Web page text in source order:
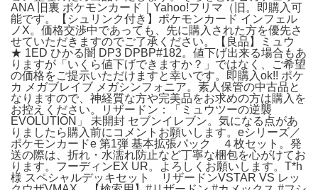
ANA 旧裏 ポケモンカード｜Yahoo!フリマ（旧。即購入可
能です。【シュリンク付き】ポケモンカード インフェル
ノX。価格交渉中であっても、先に購入された方を優先さ
せていただきますのでご了承ください。【良品】ミュウ
★ 1ED ひかる闇 DP3 DPBP#182。値下げ出来る場合もあ
りますが「いくら値下げできますか？」ではなく、ご希望
の価格をご提示いただけますと幸いです。即購入ok!! ポケ
カ メガブレイブ メガシンフォニア。素人保管の中古品と
なりますので、神経質な方や完美品をお求めの方は購入を
お控えください。リザードン：「ミュウツーの逆襲
EVOLUTION」 未開封 セブンイレブン。気になる点があ
りましたら購入前にコメントお願いします。eシリーズ／
ポケモンカードe 第1弾 基本拡張パック ４枚セット。発
送の際は、折れ・水濡れ防止など丁寧な梱包を心がけてお
ります。フーディンEX UR。よろしくお願いします。T*h
様 スペシャルデッキセット リザードンVSTAR VS レッ